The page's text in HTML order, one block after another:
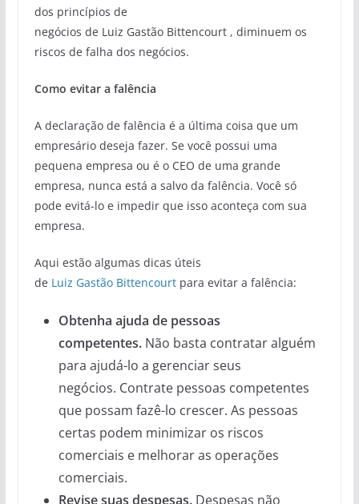
dos princípios de
negócios de Luiz Gastão Bittencourt , diminuem os
riscos de falha dos negócios.
Como evitar a falência
A declaração de falência é a última coisa que um
empresário deseja fazer. Se você possui uma
pequena empresa ou é o CEO de uma grande
empresa, nunca está a salvo da falência. Você só
pode evitá-lo e impedir que isso aconteça com sua
empresa.
Aqui estão algumas dicas úteis
de Luiz Gastão Bittencourtpara evitar a falência:
Obtenha ajuda de pessoas
competentes. Não basta contratar alguém
para ajudá-lo a gerenciar seus
negócios. Contrate pessoas competentes
que possam fazê-lo crescer. As pessoas
certas podem minimizar os riscos
comerciais e melhorar as operações
comerciais.
Revise suas despesas. Despesas não